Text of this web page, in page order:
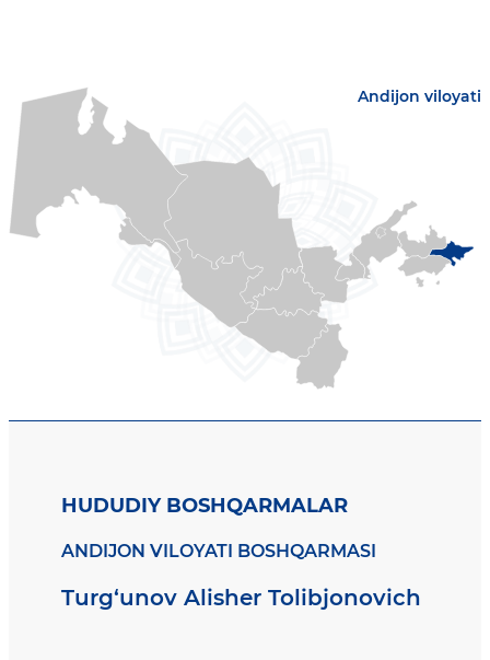
Andijon viloyati
HUDUDIY BOSHQARMALAR
ANDIJON VILOYATI BOSHQARMASI
Turg‘unov Alisher Tolibjonovich